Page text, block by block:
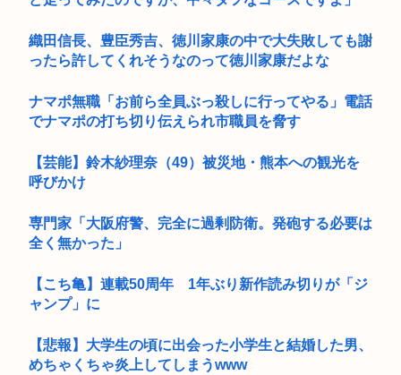
織田信長、豊臣秀吉、徳川家康の中で大失敗しても謝
ったら許してくれそうなのって徳川家康だよな
ナマポ無職「お前ら全員ぶっ殺しに行ってやる」電話
でナマポの打ち切り伝えられ市職員を脅す
【芸能】鈴木紗理奈（49）被災地・熊本への観光を
呼びかけ
専門家「大阪府警、完全に過剰防衛。発砲する必要は
全く無かった」
【こち亀】連載50周年 1年ぶり新作読み切りが「ジ
ャンプ」に
【悲報】大学生の頃に出会った小学生と結婚した男、
めちゃくちゃ炎上してしまうwww